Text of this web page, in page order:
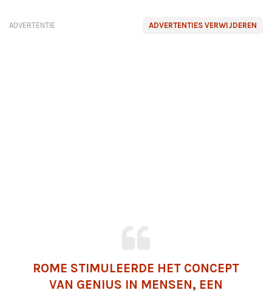
ADVERTENTIES VERWIJDEREN
ADVERTENTIE
ROME STIMULEERDE HET CONCEPT
VAN GENIUS IN MENSEN, EEN